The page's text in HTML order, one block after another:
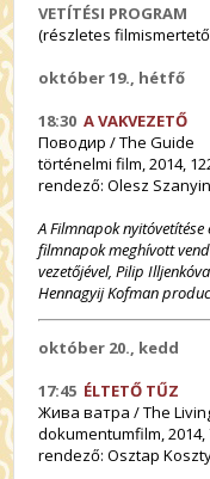
VETÍTÉSI PROGRAM
(részletes
október 19., hétfő
18:30 A VAKVEZETŐ
Поводир / The Guide
történelmi film, 2014,
rendező: Olesz Szanyin
A Filmnapok
filmnapok meghívott
vezetőjével, Pilip
Hennagyij Kofman
október 20., kedd
17:45 ÉLTETŐ TŰZ
Жива ватра / The
dokumentumfilm, 2014,
rendező: Osztap